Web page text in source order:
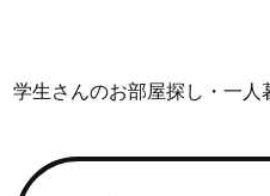
学生さんのお部屋探し・一人